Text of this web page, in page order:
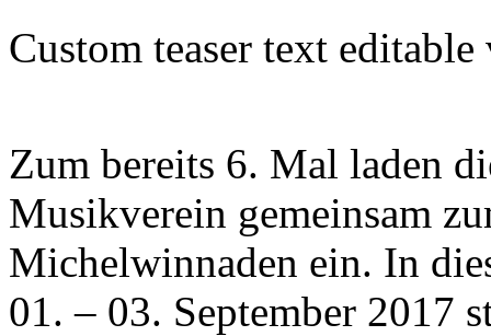
Custom teaser text
Zum bereits 6. Mal laden
Musikverein gemeinsam
Michelwinnaden ein. In
01. – 03. September 2017